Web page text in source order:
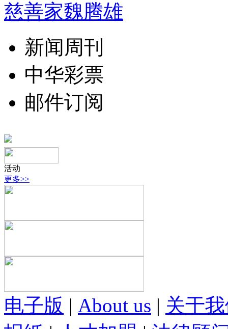
慈善家魏腾雄
新闻周刊
中华彩票
邮件订阅
活动
更多>>
电子版 | About us | 关于